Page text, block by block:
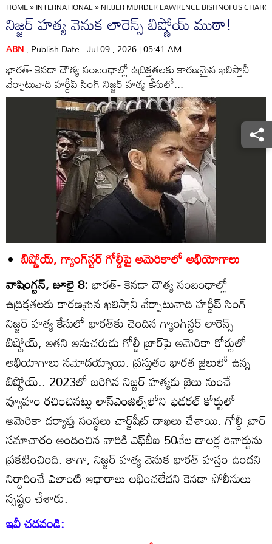
HOME»INTERNATIONAL»NIJJER MURDER LAWRENCE BISHNOI US
నిజ్జర్‌ హత్య వెనుక లారెన్స్‌ బిష్ణోయ్‌ ముఠా!
ABN, Publish Date - Jul 09 , 2026 | 05:41 AM
భారత్‌- కెనడా దౌత్య సంబంధాల్లో ఉద్రిక్తతలకు కారణమైన ఖలిస్తానీ
వేర్పాటువాది హర్దీప్‌ సింగ్‌ నిజ్జర్‌ హత్య కేసులో...
బిష్ణోయ్‌, గ్యాంగ్‌స్టర్‌ గోల్డీపై అమెరికాలో అభియోగాలు
వాషింగ్టన్‌, జూలై 8:భారత్‌- కెనడా దౌత్య సంబంధాల్లో
ఉద్రిక్తతలకు కారణమైన ఖలిస్తానీ వేర్పాటువాది హర్దీప్‌ సింగ్‌
నిజ్జర్‌ హత్య కేసులో భారత్‌కు చెందిన గ్యాంగ్‌స్టర్‌ లారెన్స్‌
బిష్ణోయ్‌, అతని అనుచరుడు గోల్డీ బ్రార్‌పై అమెరికా కోర్టులో
అభియోగాలు నమోదయ్యాయి. ప్రస్తుతం భారత జైలులో ఉన్న
బిష్ణోయ్‌.. 2023లో జరిగిన నిజ్జర్‌ హత్యకు జైలు నుంచే
వ్యూహం రచించినట్లు లాస్‌ఎంజిల్స్‌లోని ఫెడరల్‌ కోర్టులో
అమెరికా దర్యాప్తు సంస్థలు చార్జ్‌షీట్‌ దాఖలు చేశాయి. గోల్డీ బ్రార్‌
సమాచారం అందించిన వారికి ఎఫ్‌బీఐ 50వేల డాలర్ల రివార్డును
ప్రకటించింది. కాగా, నిజ్జర్‌ హత్య వెనుక భారత్‌ హస్తం ఉందని
నిర్ధారించే ఎలాంటి ఆధారాలు లభించలేదని కెనడా పోలీసులు
స్పష్టం చేశారు.
ఇవీ చదవండి: